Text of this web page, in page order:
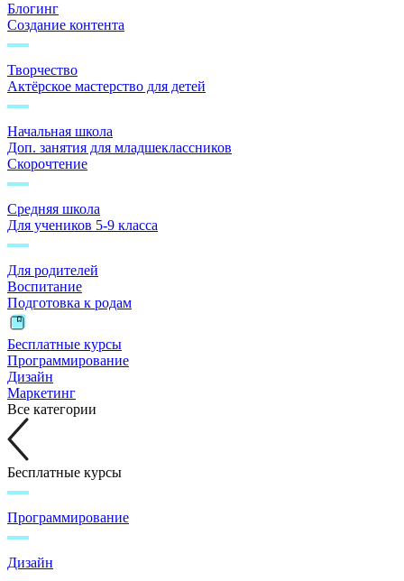
Блогинг
Создание контента
Творчество
Актёрское мастерство для детей
Начальная школа
Доп. занятия для младшеклассников
Скорочтение
Средняя школа
Для учеников 5-9 класса
Для родителей
Воспитание
Подготовка к родам
Бесплатные курсы
Программирование
Дизайн
Маркетинг
Все категории
Бесплатные курсы
Программирование
Дизайн